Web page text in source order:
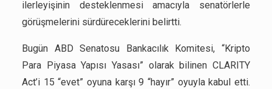
ilerleyişinin desteklenmesi amacıyla senatörlerle
görüşmelerini sürdüreceklerini belirtti.
Bugün ABD Senatosu Bankacılık Komitesi, “Kripto
Para Piyasa Yapısı Yasası” olarak bilinen CLARITY
Act’i 15 “evet” oyuna karşı 9 “hayır” oyuyla kabul etti.